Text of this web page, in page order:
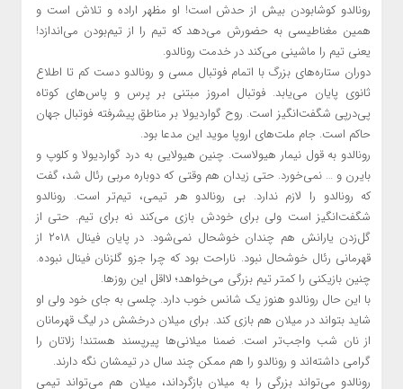
رونالدو کوشابودن بیش از حدش است! او مظهر اراده و تلاش است و
همین مغناطیسی به حضورش می‌دهد که تیم را از تیم‌بودن می‌اندازد!
یعنی تیم را ماشینی می‌کند در خدمت رونالدو.
دوران ستاره‌های بزرگ با اتمام فوتبال مسی و رونالدو دست کم تا اطلاع
ثانوی پایان می‌یابد. فوتبال امروز مبتنی بر پرس و پاس‌های کوتاه
پی‌درپی شگفت‌انگیز است. روح گواردیولا بر مناطق پیشرفته فوتبال جهان
حاکم است. جام ملت‌های اروپا موید این مدعا بود.
رونالدو به قول نیمار هیولاست. چنین هیولایی به درد گواردیولا و کلوپ و
بایرن و … نمی‌خورد. حتی زیدان هم وقتی که دوباره مربی رئال شد، گفت
که رونالدو را لازم ندارد. بی رونالدو هر تیمی، تیم‌تر است. رونالدو
شگفت‌انگیز است ولی برای خودش بازی می‌کند نه برای تیم. حتی از
گل‌زدن یارانش هم چندان خوشحال نمی‌شود. در پایان فینال ۲۰۱۸ از
قهرمانی رئال خوشحال نبود. ناراحت بود که چرا جزو گلزنان فینال نبوده.
چنین بازیکنی را کمتر تیم بزرگی می‌خواهد؛ لااقل این روزها.
با این حال رونالدو هنوز یک شانس خوب دارد. چلسی به جای خود ولی او
شاید بتواند در میلان هم بازی کند. برای میلان درخشش در لیگ قهرمانان
از نان شب واجب‌تر است. ضمنا میلانی‌ها پیرپسند هستند! زلاتان را
گرامی داشته‌اند و رونالدو را هم ممکن چند سال در تیمشان نگه دارند.
رونالدو می‌تواند بزرگی را به میلان بازگرداند، میلان هم می‌تواند تیمی